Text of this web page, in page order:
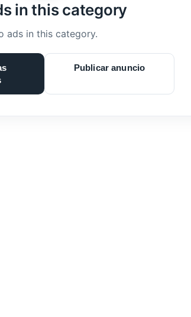
in this category
ads in this category.
Publicar anuncio